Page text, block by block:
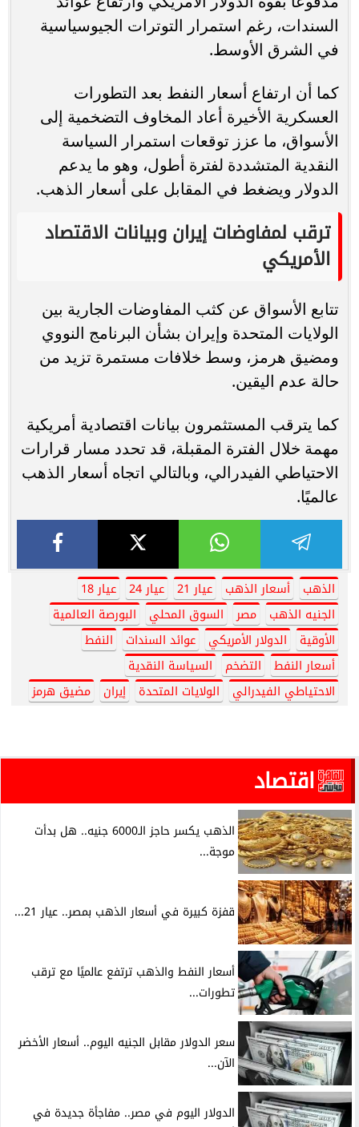
السندات، رغم استمرار التوترات الجيوسياسية
في الشرق الأوسط.
كما أن ارتفاع أسعار النفط بعد التطورات
العسكرية الأخيرة أعاد المخاوف التضخمية إلى
الأسواق، ما عزز توقعات استمرار السياسة
النقدية المتشددة لفترة أطول، وهو ما يدعم
الدولار ويضغط في المقابل على أسعار الذهب.
ترقب لمفاوضات إيران وبيانات الاقتصاد
الأمريكي
تتابع الأسواق عن كثب المفاوضات الجارية بين
الولايات المتحدة وإيران بشأن البرنامج النووي
ومضيق هرمز، وسط خلافات مستمرة تزيد من
حالة عدم اليقين.
كما يترقب المستثمرون بيانات اقتصادية أمريكية
مهمة خلال الفترة المقبلة، قد تحدد مسار قرارات
الاحتياطي الفيدرالي، وبالتالي اتجاه أسعار الذهب
عالميًا.
الذهب أسعار الذهب عيار 21 عيار 24
عيار 18
الجنيه الذهب
مصر السوق المحلي
البورصة العالمية
الأوقية
الدولار الأمريكي عوائد السندات
النفط
أسعار النفط
التضخم
السياسة النقدية
الاحتياطي الفيدرالي
الولايات المتحدة إيران مضيق هرمز
اقتصاد
الذهب يكسر حاجز الـ6000 جنيه.. هل بدأت
موجة...
قفزة كبيرة في أسعار الذهب بمصر.. عيار 21...
أسعار النفط والذهب ترتفع عالميًا مع ترقب
تطورات...
سعر الدولار مقابل الجنيه اليوم.. أسعار الأخضر
الآن...
الدولار اليوم في مصر.. مفاجأة جديدة في